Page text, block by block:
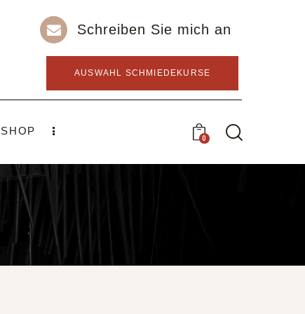
Schreiben Sie mich an
AUSWAHL SCHMIEDEKURSE
SHOP
0